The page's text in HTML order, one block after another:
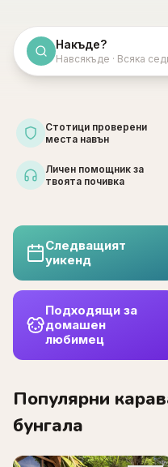
Накъде?
Навсякъде · Всяка
Стотици проверени
места навън
Личен помощник за
твоята почивка
Следващият
уикенд
Подходящи за
домашен
любимец
Популярни
бунгала